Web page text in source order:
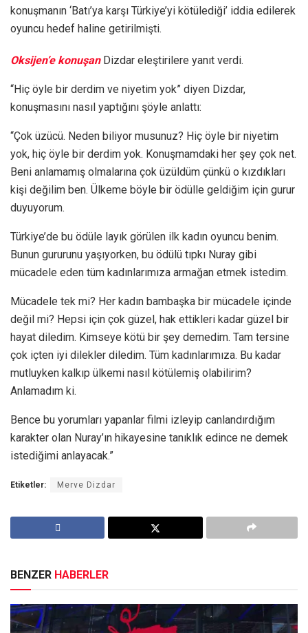
konuşmanın ‘Batı’ya karşı Türkiye’yi kötülediği’ iddia edilerek
oyuncu hedef haline getirilmişti.
Oksijen’e konuşanDizdar eleştirilere yanıt verdi.
“Hiç öyle bir derdim ve niyetim yok” diyen Dizdar,
konuşmasını nasıl yaptığını şöyle anlattı:
“Çok üzücü. Neden biliyor musunuz? Hiç öyle bir niyetim
yok, hiç öyle bir derdim yok. Konuşmamdaki her şey çok net.
Beni anlamamış olmalarına çok üzüldüm çünkü o kızdıkları
kişi değilim ben. Ülkeme böyle bir ödülle geldiğim için gurur
duyuyorum.
Türkiye’de bu ödüle layık görülen ilk kadın oyuncu benim.
Bunun gururunu yaşıyorken, bu ödülü tıpkı Nuray gibi
mücadele eden tüm kadınlarımıza armağan etmek istedim.
Mücadele tek mi? Her kadın bambaşka bir mücadele içinde
değil mi? Hepsi için çok güzel, hak ettikleri kadar güzel bir
hayat diledim. Kimseye kötü bir şey demedim. Tam tersine
çok içten iyi dilekler diledim. Tüm kadınlarımıza. Bu kadar
mutluyken kalkıp ülkemi nasıl kötülemiş olabilirim?
Anlamadım ki.
Bence bu yorumları yapanlar filmi izleyip canlandırdığım
karakter olan Nuray’ın hikayesine tanıklık edince ne demek
istediğimi anlayacak.”
Etiketler: Merve Dizdar
BENZER HABERLER